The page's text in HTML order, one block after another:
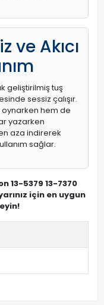
ve Akıcı
geliştirilmiş tuş
sessiz çalışır.
oynarken hem de
yazarken
aza indirerek
sağlar.
13-5379 13-7370
için en uygun